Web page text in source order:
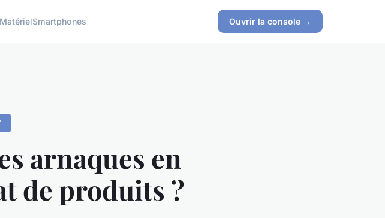
MatérielSmartphones Ouvrir la console →
arnaques en
de produits ?